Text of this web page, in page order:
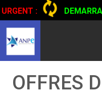
URGENT :
CERTIFIANTE EN
LIRE
OFFRES